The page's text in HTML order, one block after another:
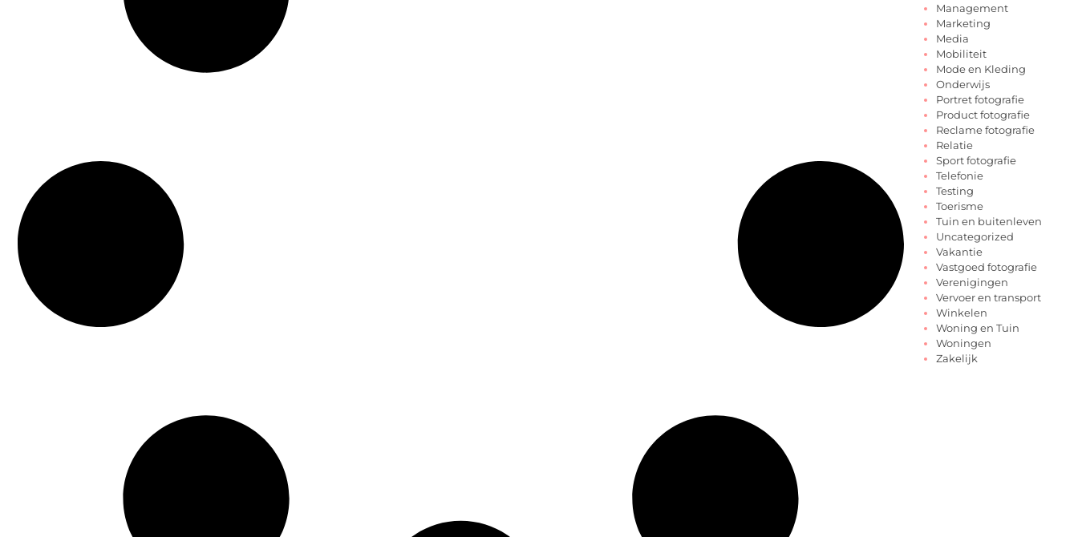
Management
Marketing
Media
Mobiliteit
Mode en Kleding
Onderwijs
Portret fotografie
Product fotografie
Reclame fotografie
Relatie
Sport fotografie
Telefonie
Testing
Toerisme
Tuin en buitenleven
Uncategorized
Vakantie
Vastgoed fotografie
Verenigingen
Vervoer en transport
Winkelen
Woning en Tuin
Woningen
Zakelijk